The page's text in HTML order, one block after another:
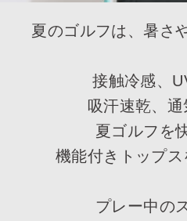
夏のゴルフは、暑さ
接触冷感、
吸汗速乾、通
夏ゴルフを
機能付きトップス
プレー中の